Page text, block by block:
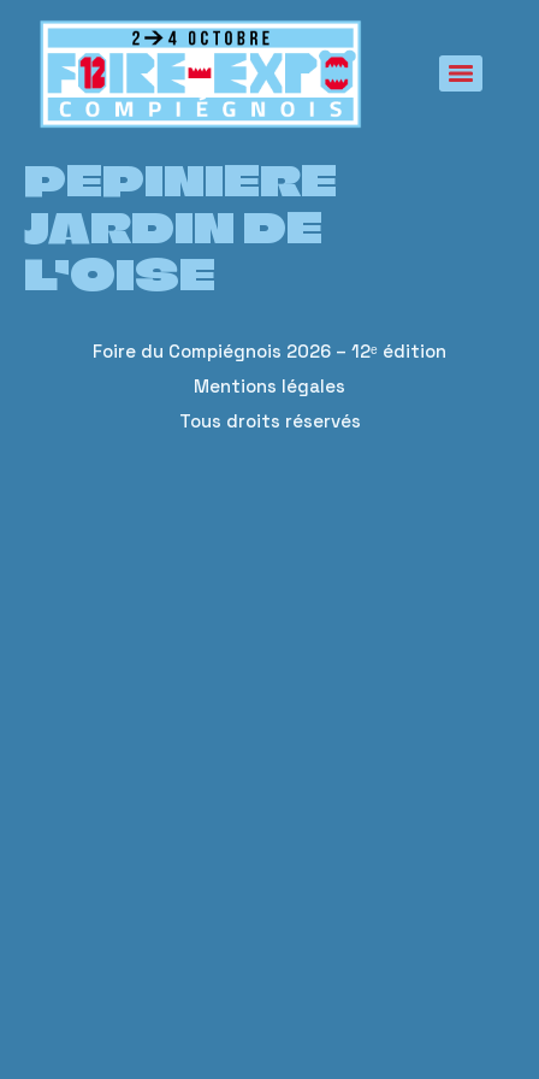
principal
PEPINIERE
JARDIN DE
L’OISE
Foire du Compiégnois 2026 – 12ᵉ édition
Mentions légales
Tous droits réservés